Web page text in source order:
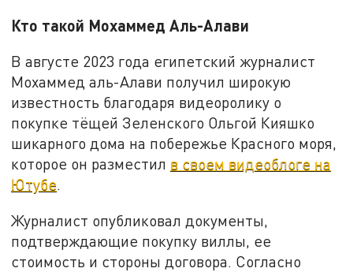
Кто такой Мохаммед Аль-Алави
В августе 2023 года египетский журналист
Мохаммед аль-Алави получил широкую
известность благодаря видеоролику о
покупке тёщей Зеленского Ольгой Кияшко
шикарного дома на побережье Красного моря,
которое он разместил в своем видеоблоге на
Ютубе.
Журналист опубликовал документы,
подтверждающие покупку виллы, ее
стоимость и стороны договора. Согласно